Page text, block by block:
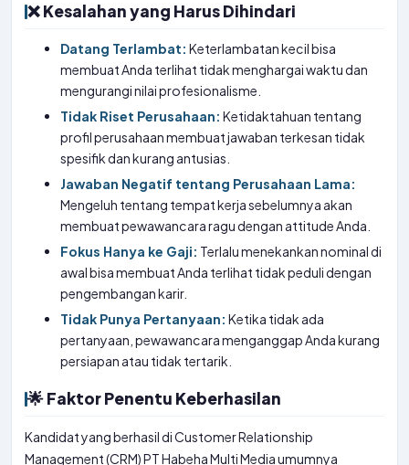
❌ Kesalahan yang Harus Dihindari
Datang Terlambat: Keterlambatan kecil bisa
membuat Anda terlihat tidak menghargai waktu dan
mengurangi nilai profesionalisme.
Tidak Riset Perusahaan: Ketidaktahuan tentang
profil perusahaan membuat jawaban terkesan tidak
spesifik dan kurang antusias.
Jawaban Negatif tentang Perusahaan Lama:
Mengeluh tentang tempat kerja sebelumnya akan
membuat pewawancara ragu dengan attitude Anda.
Fokus Hanya ke Gaji: Terlalu menekankan nominal di
awal bisa membuat Anda terlihat tidak peduli dengan
pengembangan karir.
Tidak Punya Pertanyaan: Ketika tidak ada
pertanyaan, pewawancara menganggap Anda kurang
persiapan atau tidak tertarik.
🌟 Faktor Penentu Keberhasilan
Kandidat yang berhasil di Customer Relationship
Management (CRM) PT Habeha Multi Media umumnya